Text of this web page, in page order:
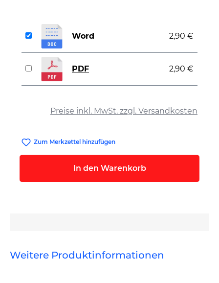
Preise inkl. MwSt. zzgl. Versandkosten
Word 2,90 €
PDF 2,90 €
Zum Merkzettel hinzufügen
In den Warenkorb
Weitere Produktinformationen